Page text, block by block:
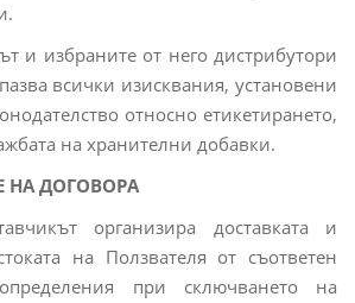
и избраните от него дистрибутори
всички изисквания, установени
относно етикетирането,
на хранителни добавки.
НА ДОГОВОРА
организира доставката и
на Ползвателя от съответен
при сключването на